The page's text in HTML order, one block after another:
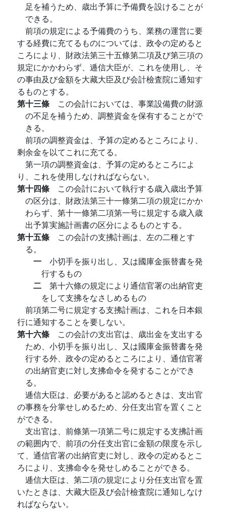
足を補うため、歳出予算に予備費を設けることが
できる。
前項の規定による予備費のうち、業務の運営に要
する経費に充てるものについては、政令の定めると
ころにより、財政法第三十五條第二項及び第三項の
規定にかかわらず、逓信大臣が、これを使用し、そ
の事由及び金額を大藏大臣及び会計檢査院に通知す
るものとする。
第十三條 この会計においては、事業設備費の財源
の不足を補うため、調整資金を保有することがで
きる。
前項の調整資金は、予算の定めるところにより、
剩余金を以てこれに充てる。
第一項の調整資金は、予算の定めるところによ
り、これを使用しなければならない。
第十四條 この会計において執行する歳入歳出予算
の区分は、財政法第三十一條第二項の規定にかか
わらず、第十一條第二項第一号に規定する歳入歳
出予算実施計画書の区分によるものとする。
第十五條 この会計の支拂計画は、左の二種とす
る。
一 小切手を振り出し、又は國庫金振替書を発
行するもの
二 第十六條の規定により通信官署の出納官吏
をして支拂をなさしめるもの
前項第二号に規定する支拂計画は、これを日本銀
行に通知することを要しない。
第十六條 この会計の支出官は、歳出金を支出する
ため、小切手を振り出し、又は國庫金振替書を発
行する外、政令の定めるところにより、通信官署
の出納官吏に対し支拂命令を発することができ
る。
逓信大臣は、必要があると認めるときは、支出官
の事務を分掌せしめるため、分任支出官を置くこと
ができる。
支出官は、前條第一項第二号に規定する支拂計画
の範囲内で、前項の分任支出官に金額の限度を示し
て、通信官署の出納官吏に対し、政令の定めるとこ
ろにより、支拂命令を発せしめることができる。
逓信大臣は、第二項の規定により分任支出官を置
いたときは、大藏大臣及び会計檢査院に通知しなけ
ればならない。